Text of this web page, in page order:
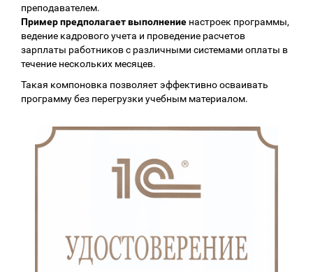
преподавателем.
Пример предполагает выполнение настроек программы,
ведение кадрового учета и проведение расчетов
зарплаты работников с различными системами оплаты в
течение нескольких месяцев.
Такая компоновка позволяет эффективно осваивать
программу без перегрузки учебным материалом.